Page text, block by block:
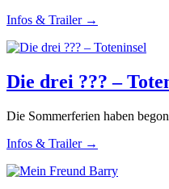
Infos & Trailer →
Die drei ??? –
Die Sommerferien haben
Infos & Trailer →